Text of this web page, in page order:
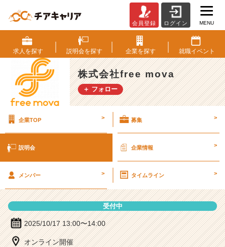
式
会
社
f
r
e
v
説
ベ
会員登録 ログイン MENU
求人を探す 説明会を探す 企業を探す 就職イベント
株式会社free mova
＋ フォロー
企業TOP > 募集 >
説明会 企業情報 >
メンバー > タイムライン >
受付中
2025/10/17 13:00〜14:00
オンライン開催